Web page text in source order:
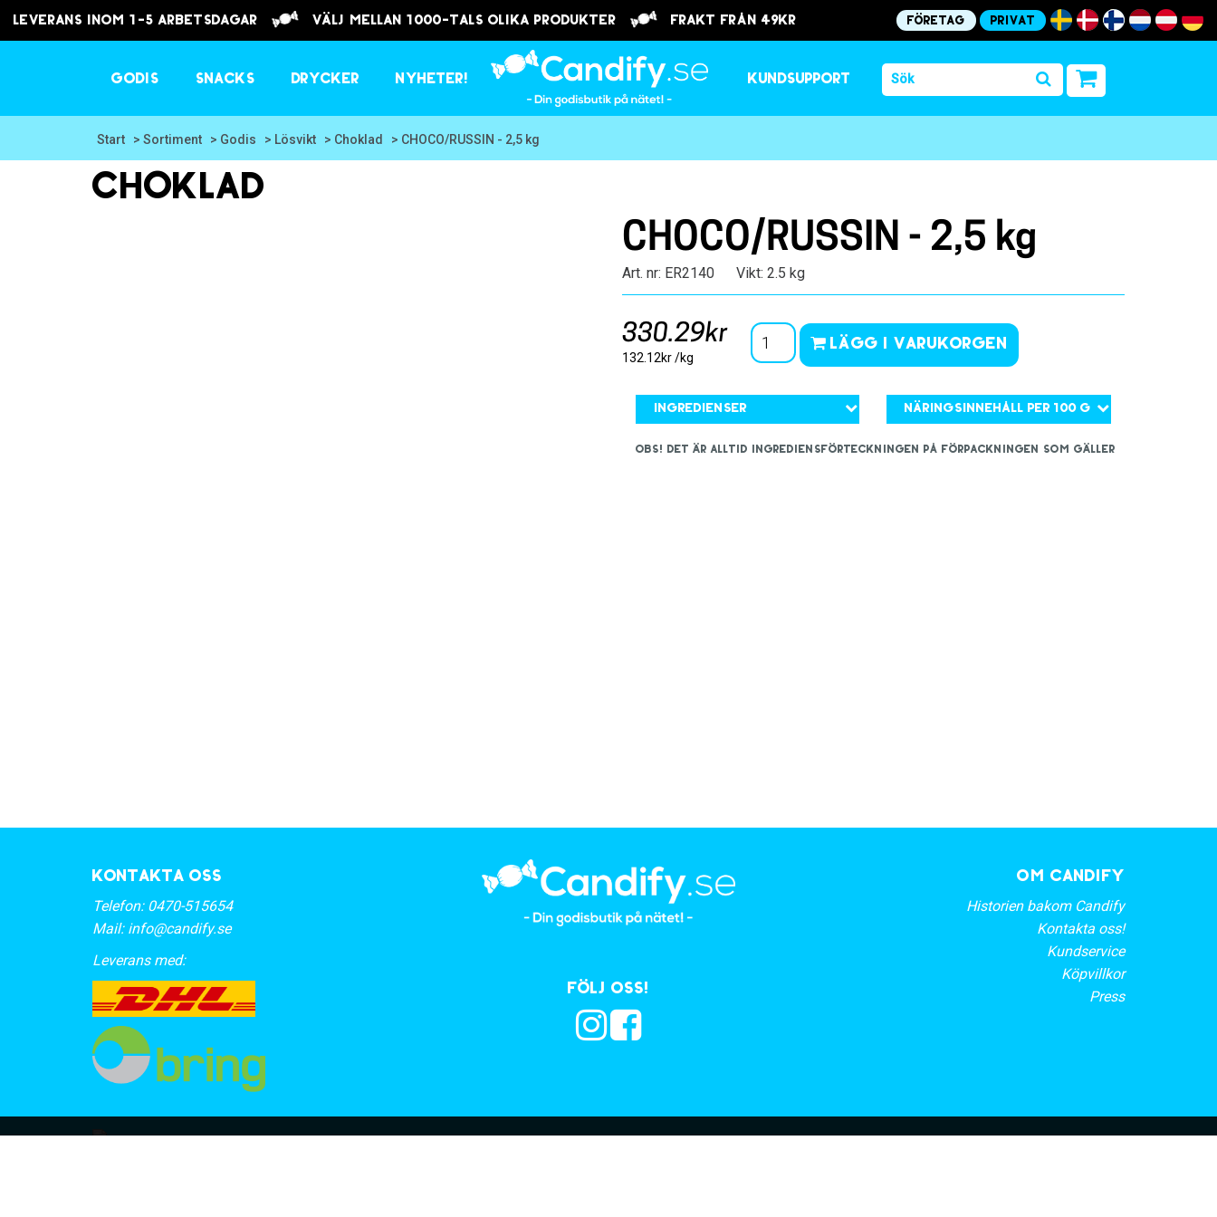
Leverans inom 1-5 arbetsdagar välj mellan 1000-tals olika produkter frakt från 49kr Företag Privat
Godis Snacks Drycker Nyheter! Kundsupport
Start > Sortiment > Godis > Lösvikt > Choklad > CHOCO/RUSSIN - 2,5 kg
Choklad
CHOCO/RUSSIN - 2,5 kg
Art. nr: ER2140 Vikt: 2.5 kg
330.29kr
132.12kr /kg
Lägg i varukorgen
Ingredienser Näringsinnehåll per 100 g
OBS! Det är alltid ingrediensförteckningen på förpackningen som gäller
Kontakta oss
Telefon: 0470-515654
Mail: info@candify.se
Leverans med:
Följ oss!
OM CANDIFY
Historien bakom Candify
Kontakta oss!
Kundservice
Köpvillkor
Press